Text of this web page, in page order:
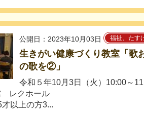
公開日：2023年10月03日 福祉、たす
生きがい健康づくり教室「歌
の歌を②」
令和５年10月3日（火）10:00～
レクホール
以上の方3...